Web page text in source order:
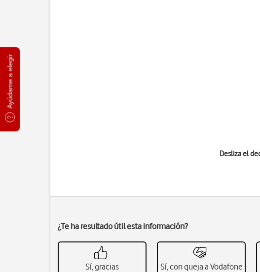
Ayúdame a elegir
Desliza el
¿Te ha resultado útil esta información?
Sí, gracias Sí, con queja a Vodafone